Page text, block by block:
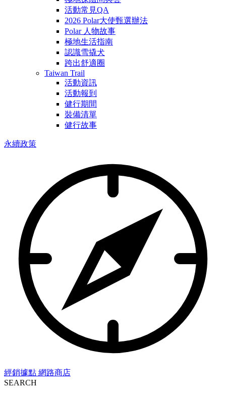
活動常見QA
2026 Polar大使甄選辦法
Polar 人物故事
極地生活指南
認識雪撬犬
跨出舒適圈
Taiwan Trail
活動資訊
活動報到
健行期間
裝備清單
健行故事
永續政策
經銷據點 網路商店
SEARCH